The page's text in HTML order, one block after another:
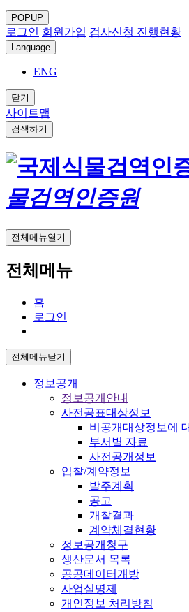
POPUP
로그인 회원가입 검사신청 진행현황
Language
ENG
닫기
사이트맵
검색하기
물검역인증원
전체메뉴열기
전체메뉴
홈
로그인
전체메뉴닫기
정보공개
정보공개안내
사전공표대상정보
비공개대상정보에
부서별 자료
사전공개정보
입찰/계약정보
발주계획
공고
개찰결과
계약체결현황
정보공개청구
생산문서 목록
공공데이터개방
사업실명제
개인정보 처리방침